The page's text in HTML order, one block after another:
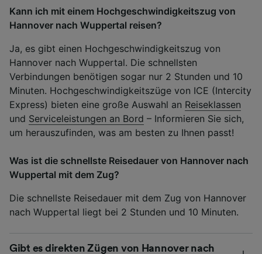
Kann ich mit einem Hochgeschwindigkeitszug von
Hannover nach Wuppertal reisen?
Ja, es gibt einen Hochgeschwindigkeitszug von
Hannover nach Wuppertal. Die schnellsten
Verbindungen benötigen sogar nur 2 Stunden und 10
Minuten. Hochgeschwindigkeitszüge von ICE (Intercity
Express) bieten eine große Auswahl an Reiseklassen
und Serviceleistungen an Bord – Informieren Sie sich,
um herauszufinden, was am besten zu Ihnen passt!
Was ist die schnellste Reisedauer von Hannover nach
Wuppertal mit dem Zug?
Die schnellste Reisedauer mit dem Zug von Hannover
nach Wuppertal liegt bei 2 Stunden und 10 Minuten.
Gibt es direkten Zügen von Hannover nach